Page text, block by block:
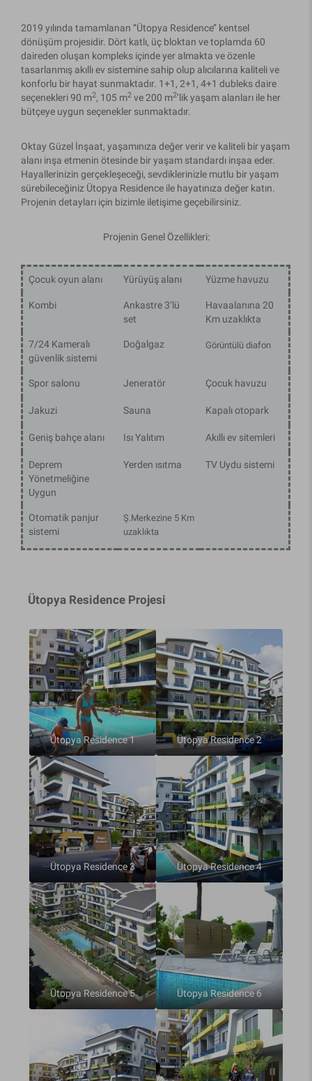
2019 yılında tamamlanan ‘’Ütopya Residence’’ kentsel
dönüşüm projesidir. Dört katlı, üç bloktan ve toplamda 60
daireden oluşan kompleks içinde yer almakta ve özenle
tasarlanmış akıllı ev sistemine sahip olup alıcılarına kaliteli ve
konforlu bir hayat sunmaktadır. 1+1, 2+1, 4+1 dubleks daire
seçenekleri 90 m2, 105 m2 ve 200 m2’lik yaşam alanları ile her
bütçeye uygun seçenekler sunmaktadır.
Oktay Güzel İnşaat, yaşamınıza değer verir ve kaliteli bir yaşam
alanı inşa etmenin ötesinde bir yaşam standardı inşaa eder.
Hayallerinizin gerçekleşeceği, sevdiklerinizle mutlu bir yaşam
sürebileceğiniz Ütopya Residence ile hayatınıza değer katın.
Projenin detayları için bizimle iletişime geçebilirsiniz.
Projenin Genel Özellikleri:
Çocuk oyun alanı Yürüyüş alanı Yüzme havuzu
Kombi
Ankastre 3’lü
set
Havaalanına 20
Km uzaklıkta
7/24 Kameralı
güvenlik sistemi
Doğalgaz Görüntülü diafon
Spor salonu Jeneratör Çocuk havuzu
Jakuzi Sauna Kapalı otopark
Geniş bahçe alanı Isı Yalıtım Akıllı ev sitemleri
Deprem
Yönetmeliğine
Uygun
Yerden ısıtma TV Uydu sistemi
Otomatik panjur
sistemi
Ş.Merkezine 5 Km
uzaklıkta
Ütopya Residence Projesi
Ütopya Residence 1 Ütopya Residence 2
Ütopya Residence 3 Ütopya Residence 4
Ütopya Residence 5 Ütopya Residence 6